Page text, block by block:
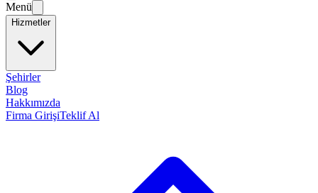
Menü
Hizmetler
Şehirler
Blog
Hakkımızda
Firma GirişiTeklif Al